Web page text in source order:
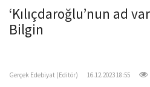
a
t
n
‘Kılıçdaroğlu’nun ad
Bilgin
Gerçek Edebiyat (Editör) 16.12.2023 18:55